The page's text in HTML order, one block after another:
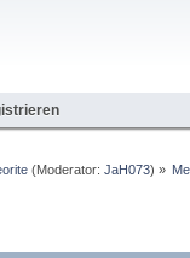
(Moderator: JaH073) »